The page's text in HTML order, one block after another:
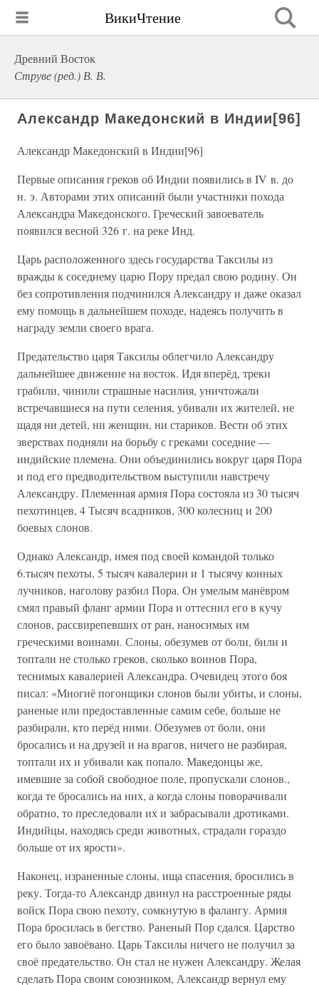
ВикиЧтение
Древний Восток
Струве (ред.) В. В.
Александр Македонский в Индии[96]
Александр Македонский в Индии[96]
Первые описания греков об Индии появились в IV в. до
н. э. Авторами этих описаний были участники похода
Александра Македонского. Греческий завоеватель
появился весной 326 г. на реке Инд.
Царь расположенного здесь государства Таксилы из
вражды к соседнему царю Пору предал свою родину. Он
без сопротивления подчинился Александру и даже оказал
ему помощь в дальнейшем походе, надеясь получить в
награду земли своего врага.
Предательство царя Таксилы облегчило Александру
дальнейшее движение на восток. Идя вперёд, треки
грабили, чинили страшные насилия, уничтожали
встречавшиеся на пути селения, убивали их жителей, не
щадя ни детей, ни женщин, ни стариков. Вести об этих
зверствах подняли на борьбу с греками соседние —
индийские племена. Они объединились вокруг царя Пора
и под его предводительством выступили навстречу
Александру. Племенная армия Пора состояла из 30 тысяч
пехотинцев, 4 Тысяч всадников, 300 колесниц и 200
боевых слонов.
Однако Александр, имея под своей командой только
6.тысяч пехоты, 5 тысяч кавалерии и 1 тысячу конных
лучников, наголову разбил Пора. Он умелым манёвром
смял правый фланг армии Пора и оттеснил его в кучу
слонов, рассвирепевших от ран, наносимых им
греческими воинами. Слоны, обезумев от боли, били и
топтали не столько греков, сколько воинов Пора,
теснимых кавалерией Александра. Очевидец этого боя
писал: «Многиё погонщики слонов были убиты, и слоны,
раненые или предоставленные самим себе, больше не
разбирали, кто перёд ними. Обезумев от боли, они
бросались и на друзей и на врагов, ничего не разбирая,
топтали их и убивали как попало. Македонцы же,
имевшие за собой свободное поле, пропускали слонов.,
когда те бросались на них, а когда слоны поворачивали
обратно, то преследовали их и забрасывали дротиками.
Индийцы, находясь среди животных, страдали гораздо
больше от их ярости».
Наконец, израненные слоны, ища спасения, бросились в
реку. Тогда-то Александр двинул на расстроенные ряды
войск Пора свою пехоту, сомкнутую в фалангу. Армия
Пора бросилась в бегство. Раненый Пор сдался. Царство
его было завоёвано. Царь Таксилы ничего не получил за
своё предательство. Он стал не нужен Александру. Желая
сделать Пора своим союзником, Александр вернул ему